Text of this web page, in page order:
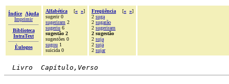
Índice
Ajuda
Imprimir
Biblioteca
IntraText
Èulogos
Alfabética [« »]
sugerir 0
sugeriram 2
sugeriu 6
sugestão 2
sugestões 0
sugou 1
suicida 0
Freqüência [« »]
2 suga
2 sugarão
2 sugeriram
2 sugestão
2 suja
2 sujá
2 sujar
Livro  Capítulo,Verso